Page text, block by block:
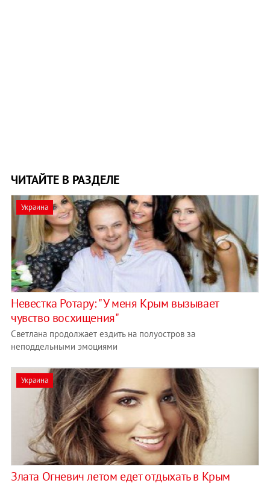
ЧИТАЙТЕ В РАЗДЕЛЕ
Украина
Невестка Ротару: "У меня Крым вызывает
чувство восхищения"
Светлана продолжает ездить на полуостров за
неподдельными эмоциями
Украина
Злата Огневич летом едет отдыхать в Крым